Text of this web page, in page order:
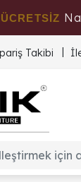
ÜCRETSİZ
Tıklayınız
Takibi